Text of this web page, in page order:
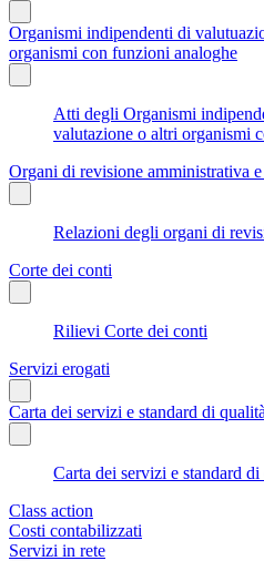
Organismi indipendenti di
organismi con funzioni analoghe
Atti degli Organismi
valutazione o altri organismi
Organi di revisione amministrativa
Relazioni degli organi di
Corte dei conti
Rilievi Corte dei conti
Servizi erogati
Carta dei servizi e standard di qualità
Carta dei servizi e standard di
Class action
Costi contabilizzati
Servizi in rete